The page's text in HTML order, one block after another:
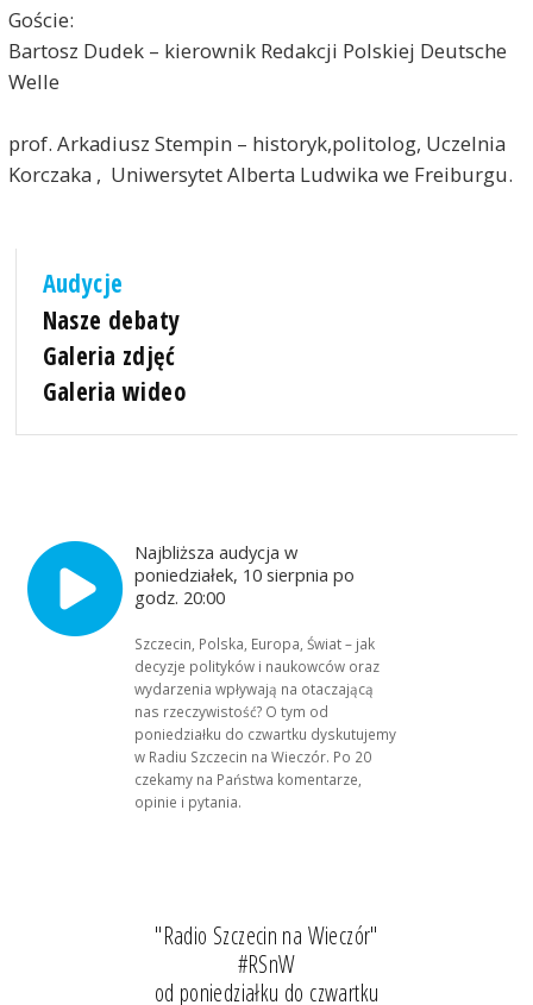
Goście:
Bartosz Dudek – kierownik Redakcji Polskiej Deutsche
Welle
prof. Arkadiusz Stempin – historyk,politolog, Uczelnia
Korczaka , Uniwersytet Alberta Ludwika we Freiburgu.
Audycje
Nasze debaty
Galeria zdjęć
Galeria wideo
Najbliższa audycja w
poniedziałek, 10 sierpnia po
godz. 20:00
Szczecin, Polska, Europa, Świat – jak
decyzje polityków i naukowców oraz
wydarzenia wpływają na otaczającą
nas rzeczywistość? O tym od
poniedziałku do czwartku dyskutujemy
w Radiu Szczecin na Wieczór. Po 20
czekamy na Państwa komentarze,
opinie i pytania.
"Radio Szczecin na Wieczór"
#RSnW
od poniedziałku do czwartku